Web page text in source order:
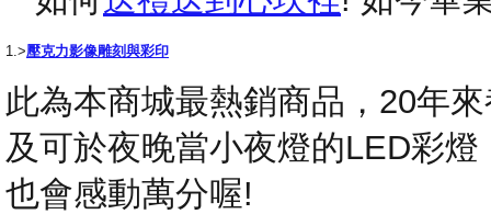
1.>壓克力影像雕刻與彩印
此為本商城最熱銷商品，20年
及可於夜晚當小夜燈的LED彩
也會感動萬分喔!